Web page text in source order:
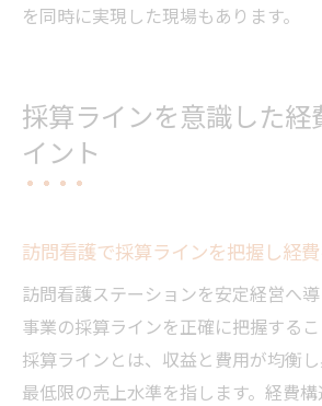
を同時に実現した現場もあります。
採算ラインを意識した経
イント
訪問看護で採算ラインを把握し経
訪問看護ステーションを安定経営へ
事業の採算ラインを正確に把握するこ
採算ラインとは、収益と費用が均衡
最低限の売上水準を指します。経費